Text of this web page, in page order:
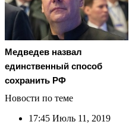
Медведев назвал
единственный способ
сохранить РФ
Новости по теме
17:45 Июль 11, 2019